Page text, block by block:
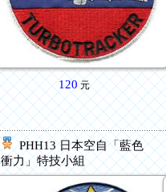
120元
PHH13 日本空自「藍色
衝力」特技小組